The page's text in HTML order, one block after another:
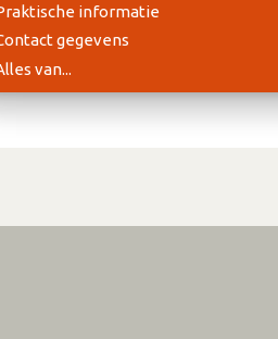
informatie
gegevens
van...